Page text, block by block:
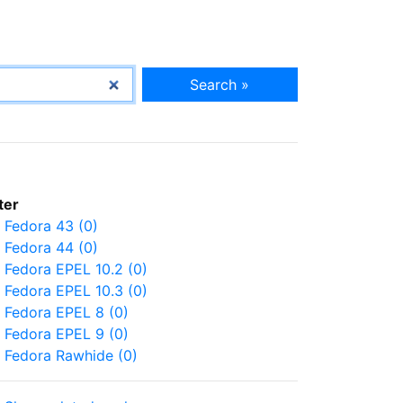
Search »
Fedora 43 (0)
Fedora 44 (0)
Fedora EPEL 10.2 (0)
Fedora EPEL 10.3 (0)
Fedora EPEL 8 (0)
Fedora EPEL 9 (0)
Fedora Rawhide (0)